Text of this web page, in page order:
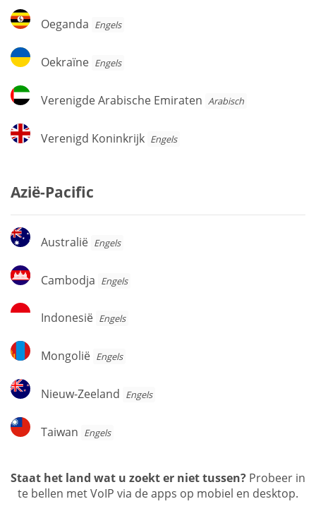
Oeganda
Oeganda Engels
Oekraïne
Oekraïne Engels
Verenigde
Arabische
Verenigde Arabische Emiraten Arabisch
Verenigd
Koninkrijk
Verenigd Koninkrijk Engels
Azië-Pacific
Australië
Australië Engels
Cambodja
Cambodja Engels
Indonesië
Indonesië Engels
Mongolië
Mongolië Engels
Nieuw-
Zeeland
Nieuw-Zeeland Engels
Taiwan
Taiwan Engels
Staat het land wat u zoekt er niet tussen? Probeer in
te bellen met VoIP via de apps op mobiel en desktop.